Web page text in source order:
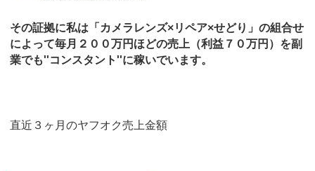
その証拠に私は「カメラレンズ×リペア×せどり」の組合せ
によって毎月２００万円ほどの売上（利益７０万円）を副
業でも''コンスタント''に稼いでいます。
直近３ヶ月のヤフオク売上金額